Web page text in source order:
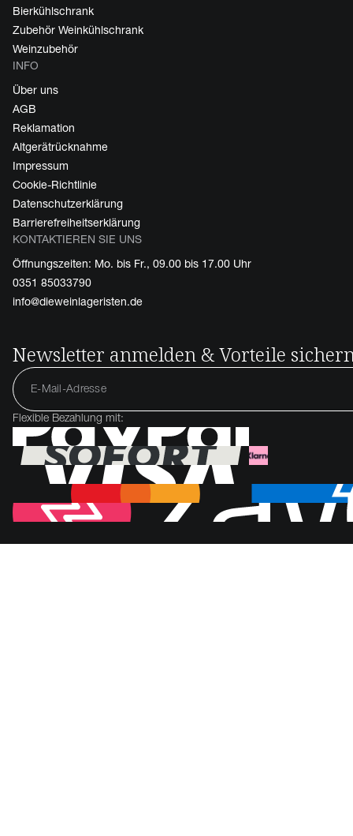
Bierkühlschrank
Zubehör Weinkühlschrank
Weinzubehör
INFO
Über uns
AGB
Reklamation
Altgerätrücknahme
Impressum
Cookie-Richtlinie
Datenschutzerklärung
Barrierefreiheitserklärung
KONTAKTIEREN SIE UNS
Öffnungszeiten: Mo. bis Fr., 09.00 bis 17.00 Uhr
0351 85033790
info@dieweinlageristen.de
Newsletter anmelden & Vorteile
Flexible Bezahlung mit: